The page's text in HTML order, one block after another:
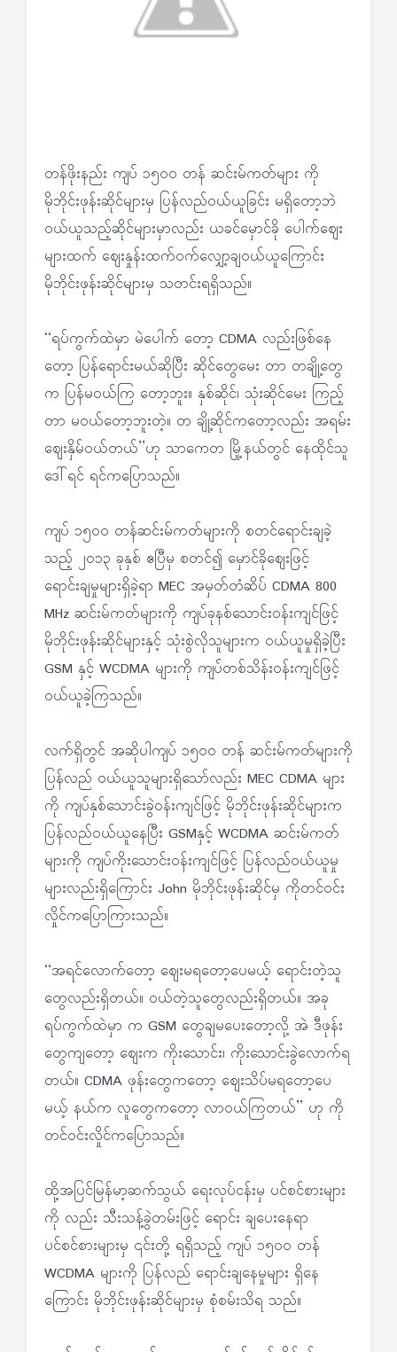
တန်ဖိုးနည်း ကျပ် ၁၅၀၀ တန် ဆင်းမ်ကတ်များ ကို
မိုဘိုင်းဖုန်းဆိုင်များမှ ပြန်လည်ဝယ်ယူခြင်း မရှိတော့ဘဲ
ဝယ်ယူသည့်ဆိုင်များမှာလည်း ယခင်မှောင်ခို ပေါက်ဈေး
များထက် ဈေးနှုန်းထက်ဝက်လျှော့ချဝယ်ယူကြောင်း
မိုဘိုင်းဖုန်းဆိုင်များမှ သတင်းရရှိသည်။
‘‘ရပ်ကွက်ထဲမှာ မဲပေါက် တော့ CDMA လည်းဖြစ်နေ
တော့ ပြန်ရောင်းမယ်ဆိုပြီး ဆိုင်တွေမေး တာ တချို့တွေ
က ပြန်မဝယ်ကြ တော့ဘူး။ နှစ်ဆိုင်၊ သုံးဆိုင်မေး ကြည့်
တာ မဝယ်တော့ဘူးတဲ့။ တ ချို့ဆိုင်ကတော့လည်း အရမ်း
ဈေးနှိမ်ဝယ်တယ်’’ဟု သာကေတ မြို့နယ်တွင် နေထိုင်သူ
ဒေါ်ရင် ရင်ကပြောသည်။
ကျပ် ၁၅၀၀ တန်ဆင်းမ်ကတ်များကို စတင်ရောင်းချခဲ့
သည့် ၂၀၁၃ ခုနှစ် ဧပြီမှ စတင်၍ မှောင်ခိုဈေးဖြင့်
ရောင်းချမှုများရှိခဲ့ရာ MEC အမှတ်တံဆိပ် CDMA 800
MHz ဆင်းမ်ကတ်များကို ကျပ်ခုနစ်သောင်းဝန်းကျင်ဖြင့်
မိုဘိုင်းဖုန်းဆိုင်များနှင့် သုံးစွဲလိုသူများက ဝယ်ယူမှုရှိခဲ့ပြီး
GSM နှင့် WCDMA များကို ကျပ်တစ်သိန်းဝန်းကျင်ဖြင့်
ဝယ်ယူခဲ့ကြသည်။
လက်ရှိတွင် အဆိုပါကျပ် ၁၅၀၀ တန် ဆင်းမ်ကတ်များကို
ပြန်လည် ဝယ်ယူသူများရှိသော်လည်း MEC CDMA များ
ကို ကျပ်နှစ်သောင်းခွဲဝန်းကျင်ဖြင့် မိုဘိုင်းဖုန်းဆိုင်များက
ပြန်လည်ဝယ်ယူနေပြီး GSMနှင့် WCDMA ဆင်းမ်ကတ်
များကို ကျပ်ကိုးသောင်းဝန်းကျင်ဖြင့် ပြန်လည်ဝယ်ယူမှု
များလည်းရှိကြောင်း John မိုဘိုင်းဖုန်းဆိုင်မှ ကိုတင်ဝင်း
လှိုင်ကပြောကြားသည်။
‘‘အရင်လောက်တော့ ဈေးမရတော့ပေမယ့် ရောင်းတဲ့သူ
တွေလည်းရှိတယ်။ ဝယ်တဲ့သူတွေလည်းရှိတယ်။ အခု
ရပ်ကွက်ထဲမှာ က GSM တွေချမပေးတော့လို့ အဲ ဒီဖုန်း
တွေကျတော့ ဈေးက ကိုးသောင်း၊ ကိုးသောင်းခွဲလောက်ရ
တယ်။ CDMA ဖုန်းတွေကတော့ ဈေးသိပ်မရတော့ပေ
မယ့် နယ်က လူတွေကတော့ လာဝယ်ကြတယ်’’ ဟု ကို
တင်ဝင်းလှိုင်ကပြောသည်။
ထို့အပြင်မြန်မာ့ဆက်သွယ် ရေးလုပ်ငန်းမှ ပင်စင်စားများ
ကို လည်း သီးသန့်ခွဲတမ်းဖြင့် ရောင်း ချပေးနေရာ
ပင်စင်စားများမှ ၎င်းတို့ ရရှိသည့် ကျပ် ၁၅၀၀ တန်
WCDMA များကို ပြန်လည် ရောင်းချနေမှုများ ရှိနေ
ကြောင်း မိုဘိုင်းဖုန်းဆိုင်များမှ စုံစမ်းသိရ သည်။